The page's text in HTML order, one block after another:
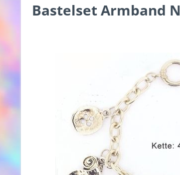
Bastelset Armband